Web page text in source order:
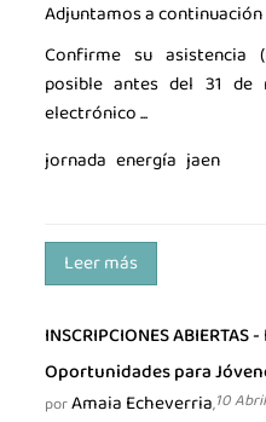
Adjuntamos a
Confirme su asistencia
posible antes del 31
electrónico ...
jornada energía jaen
Leer más
INSCRIPCIONES
Oportunidades para
porAmaia Echeverria,10